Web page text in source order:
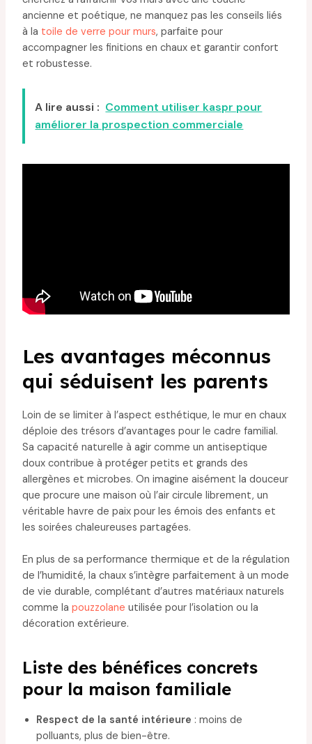
ancienne et poétique, ne manquez pas les conseils liés
à la toile de verre pour murs, parfaite pour
accompagner les finitions en chaux et garantir confort
et robustesse.
A lire aussi : Comment utiliser kaspr pour
améliorer la prospection commerciale
Les avantages méconnus
qui séduisent les parents
Loin de se limiter à l’aspect esthétique, le mur en chaux
déploie des trésors d’avantages pour le cadre familial.
Sa capacité naturelle à agir comme un antiseptique
doux contribue à protéger petits et grands des
allergènes et microbes. On imagine aisément la douceur
que procure une maison où l’air circule librement, un
véritable havre de paix pour les émois des enfants et
les soirées chaleureuses partagées.
En plus de sa performance thermique et de la régulation
de l’humidité, la chaux s’intègre parfaitement à un mode
de vie durable, complétant d’autres matériaux naturels
comme la pouzzolane utilisée pour l’isolation ou la
décoration extérieure.
Liste des bénéfices concrets
pour la maison familiale
Respect de la santé intérieure : moins de
polluants, plus de bien-être.